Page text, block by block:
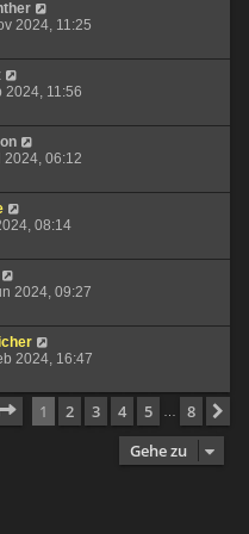
2024, 11:25
2024, 11:56
2024, 06:12
08:14
2024, 09:27
2024, 16:47
Seite von8
1 2 3 4 5 8
Gehe zu